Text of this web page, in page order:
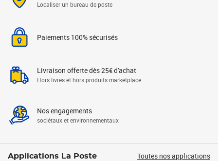
Localiser un bureau de poste
Paiements 100% sécurisés
Livraison offerte dès 25€ d'achat
Hors livres et hors produits marketplace
Nos engagements
sociétaux et environnementaux
Applications La Poste Toutes nos applications